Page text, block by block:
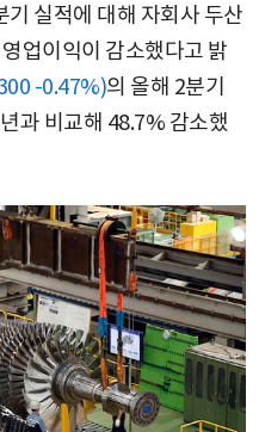
실적에 대해 자회사 두산
업이익이 감소했다고 밝
-0.47%)의 올해 2분기
과 비교해 48.7% 감소했